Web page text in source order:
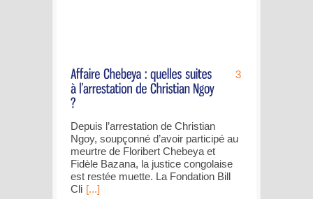
3
Depuis l’arrestation de Christian
Ngoy, soupçonné d’avoir participé au
meurtre de Floribert Chebeya et
Fidèle Bazana, la justice congolaise
est restée muette. La Fondation Bill
Cli [...]